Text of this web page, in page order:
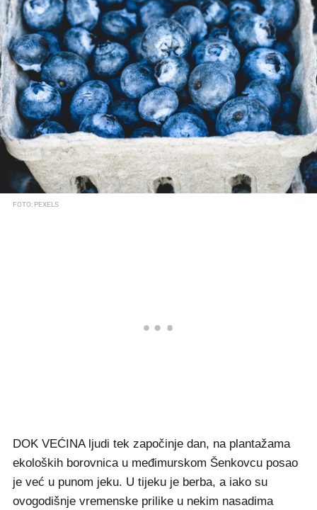
FOTO: PEXELS
DOK VEĆINA ljudi tek započinje dan, na plantažama
ekoloških borovnica u međimurskom Šenkovcu posao
je već u punom jeku. U tijeku je berba, a iako su
ovogodišnje vremenske prilike u nekim nasadima